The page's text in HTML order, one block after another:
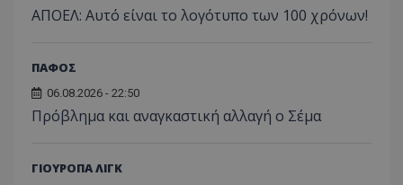
ΑΠΟΕΛ: Αυτό είναι το λογότυπο των 100 χρόνων!
ΠΑΦΟΣ
06.08.2026 - 22:50
Πρόβλημα και αναγκαστική αλλαγή ο Σέμα
ΓΙΟΥΡΟΠΑ ΛΙΓΚ